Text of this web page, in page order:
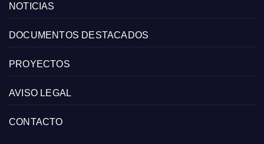
NOTICIAS
DOCUMENTOS DESTACADOS
PROYECTOS
AVISO LEGAL
CONTACTO